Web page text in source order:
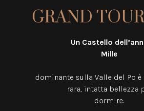
GRAND
Un Castello
Mille
dominante sulla Valle del Po
rara, intatta bellezza
dormire: